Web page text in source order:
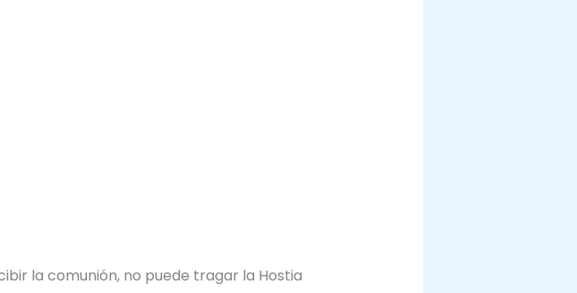
la comunión, no puede tragar la Hostia